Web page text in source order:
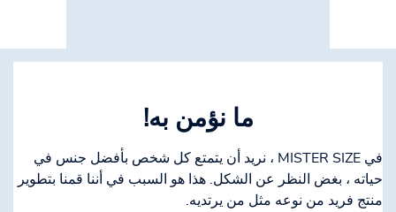
ما نؤمن به!
في MISTER SIZE ، نريد أن يتمتع كل شخص بأفضل جنس في
حياته ، بغض النظر عن الشكل. هذا هو السبب في أننا قمنا بتطوير
منتج فريد من نوعه مثل من يرتديه.